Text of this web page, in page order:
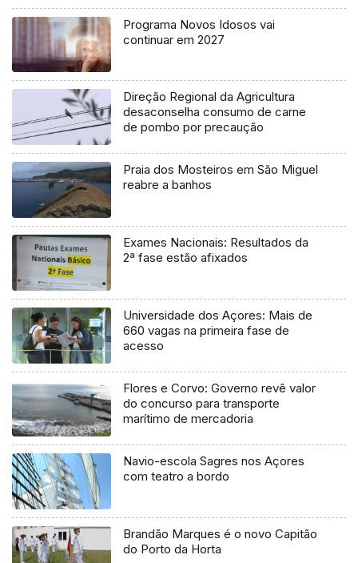
Programa Novos Idosos vai
continuar em 2027
Direção Regional da Agricultura
desaconselha consumo de carne
de pombo por precaução
Praia dos Mosteiros em São Miguel
reabre a banhos
Exames Nacionais: Resultados da
2ª fase estão afixados
Universidade dos Açores: Mais de
660 vagas na primeira fase de
acesso
Flores e Corvo: Governo revê valor
do concurso para transporte
marítimo de mercadoria
Navio-escola Sagres nos Açores
com teatro a bordo
Brandão Marques é o novo Capitão
do Porto da Horta